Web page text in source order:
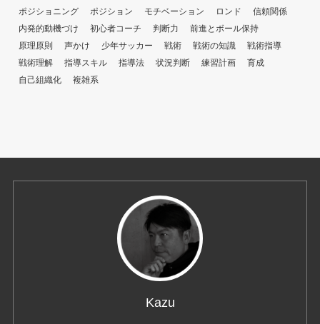
ポジショニング
ポジション モチベーション ロンド
信頼関係
内発的動機づけ
初心者コーチ 判断力
前進とボール保持
原理原則
声かけ 少年サッカー 戦術 戦術の知識
戦術指導
戦術理解
指導スキル 指導法 状況判断 練習計画
育成
自己組織化
複雑系
Kazu